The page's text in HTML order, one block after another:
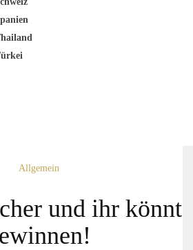
Allgemein
und ihr könnt